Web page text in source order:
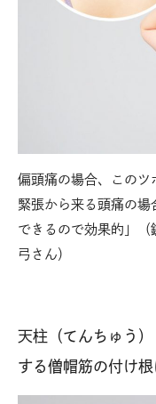
偏頭痛の場合、この
緊張から来る頭痛の
できるので効果的」
弓さん）
天柱（てんちゅう
する僧帽筋の付け根